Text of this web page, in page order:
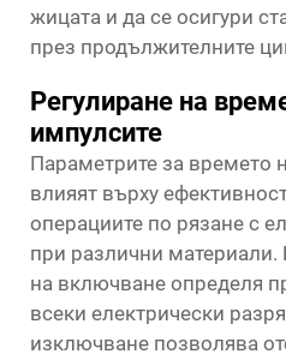
жицата и да се осигури
през продължителните
Регулиране на
импулсите
Параметрите за времето
влияят върху
операциите по рязане с
при различни материали.
на включване определя
всеки електрически
изключване позволява